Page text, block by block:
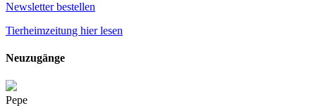
Newsletter bestellen
Tierheimzeitung hier lesen
Neuzugänge
Pepe